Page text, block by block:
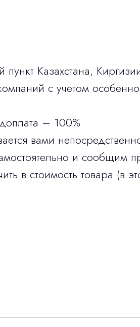
Казахстана,
с учетом
– 100%
вами
и сообщим
в стоимость товара (в